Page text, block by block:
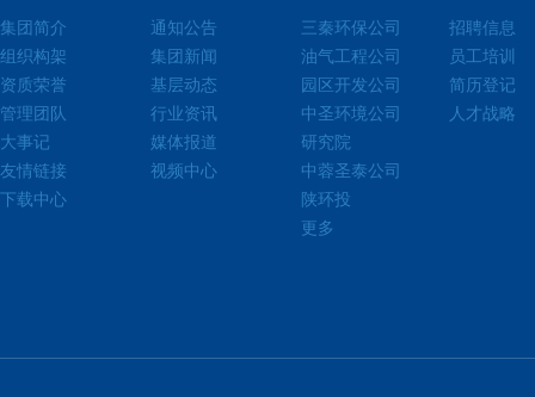
集团简介
组织构架
资质荣誉
管理团队
大事记
友情链接
下载中心
通知公告
集团新闻
基层动态
行业资讯
媒体报道
视频中心
三秦环保公司
油气工程公司
园区开发公司
中圣环境公司
研究院
中蓉圣泰公司
陕环投
更多
招聘信息
员工培训
简历登记
人才战略